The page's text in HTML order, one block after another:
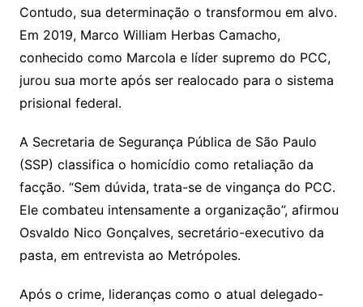
Contudo, sua determinação o transformou em alvo.
Em 2019, Marco William Herbas Camacho,
conhecido como Marcola e líder supremo do PCC,
jurou sua morte após ser realocado para o sistema
prisional federal.
A Secretaria de Segurança Pública de São Paulo
(SSP) classifica o homicídio como retaliação da
facção. “Sem dúvida, trata-se de vingança do PCC.
Ele combateu intensamente a organização”, afirmou
Osvaldo Nico Gonçalves, secretário-executivo da
pasta, em entrevista ao Metrópoles.
Após o crime, lideranças como o atual delegado-